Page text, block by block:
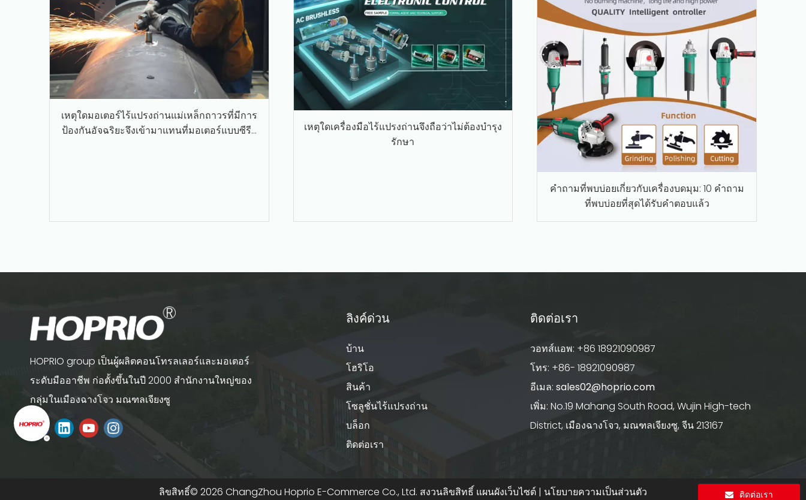
เหตุใดมอเตอร์ไร้แปรงถ่านแม่เหล็กถาวรที่มีการ
ป้องกันอัจฉริยะจึงเข้ามาแทนที่มอเตอร์แบบซีรีย์
เหตุใดเครื่องมือไร้แปรงถ่านจึงถือว่าไม่ต้องบำรุง
รักษา
คำถามที่พบบ่อยเกี่ยวกับเครื่องบดมุม: 10 คำถาม
ที่พบบ่อยที่สุดได้รับคำตอบแล้ว
HOPRIO group เป็นผู้ผลิตคอนโทรลเลอร์และมอเตอร์
ระดับมืออาชีพ ก่อตั้งขึ้นในปี 2000 สำนักงานใหญ่ของ
กลุ่มในเมืองฉางโจว มณฑลเจียงซู
ลิงค์ด่วน
บ้าน
โฮริโอ
สินค้า
โซลูชั่นไร้แปรงถ่าน
บล็อก
ติดต่อเรา
ติดต่อเรา
วอทส์แอพ: +86 18921090987
โทร: +86- 18921090987
อีเมล: sales02@hoprio.com
เพิ่ม: No.19 Mahang South Road, Wujin High-tech
District, เมืองฉางโจว, มณฑลเจียงซู, จีน 213167
ติดต่อเรา
ลิขสิทธิ์© 2026 ChangZhou Hoprio E-Commerce Co., Ltd. สงวนลิขสิทธิ์ แผนผังเว็บไซต์ | นโยบายความเป็นส่วนตัว